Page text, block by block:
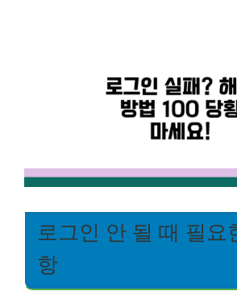
로그인 안 될 때 필요
항